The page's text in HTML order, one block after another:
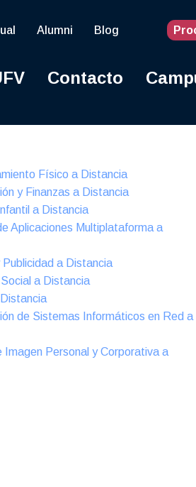
Alumni Blog
Contacto
Físico a Distancia
y Finanzas a Distancia
a Distancia
Aplicaciones Multiplataforma a
a Distancia
a Distancia
de Sistemas Informáticos en Red a
Imagen Personal y Corporativa a